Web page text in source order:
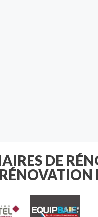
DE
RÉNOVATION